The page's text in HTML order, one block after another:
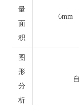
量
面
积
6mm
图
形
分
析